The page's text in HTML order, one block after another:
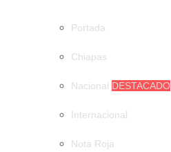
Portada
Chiapas
Nacional DESTACADO
Internacional
Nota Roja